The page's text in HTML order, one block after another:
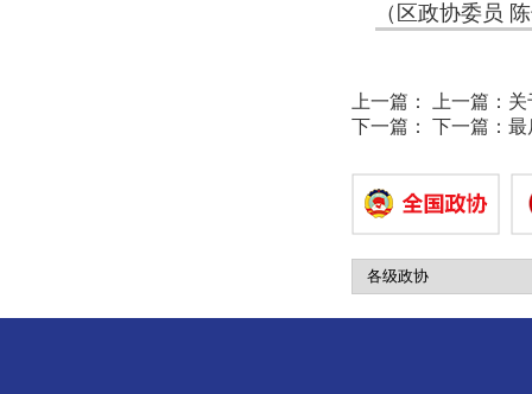
（区政协委员
上一篇： 上一篇： 关
下一篇： 下一篇： 最